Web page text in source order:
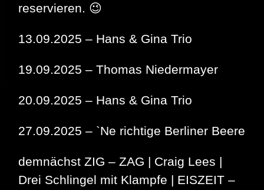
reservieren. 😉
13.09.2025 – Hans & Gina Trio
19.09.2025 – Thomas Niedermayer
20.09.2025 – Hans & Gina Trio
27.09.2025 – `Ne richtige Berliner Beere
demnächst ZIG – ZAG | Craig Lees |
Drei Schlingel mit Klampfe | EISZEIT –